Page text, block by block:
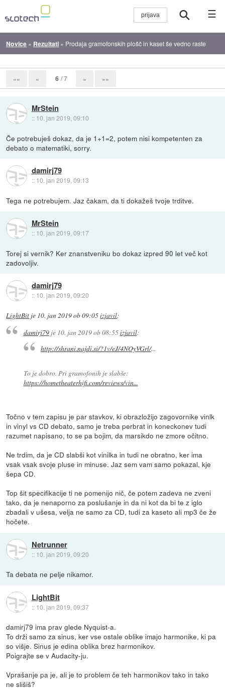
☰
Novice » Rezultati » Prodaja gramofonskih plošč in kaset še vedno raste
«« « 6 / 7 » »»
MrStein
:: 10. jan 2019, 09:10
Če potrebuješ dokaz, da je 1+1=2, potem nisi kompetenten za
debato o matematiki, sorry.
damirj79
:: 10. jan 2019, 09:13
Tega ne potrebujem. Jaz čakam, da ti dokažeš tvoje trditve.
MrStein
:: 10. jan 2019, 09:17
Torej si vernik? Ker znanstveniku bo dokaz izpred 90 let več kot
zadovoljiv.
damirj79
:: 10. jan 2019, 09:20
LightBit je 10. jan 2019 ob 09:05izjavil:
damirj79je 10. jan 2019 ob 08:55izjavil:
http://shrani.najdi.si/?1v/eJ/4NOyVGrl/...
To je dobro. Pri gramofonih je slabše:
https://hometheaterhifi.com/reviews/vin...
Točno v tem zapisu je par stavkov, ki obrazložijo zagovornike vinlk
in vinyl vs CD debato, samo je treba perbrat in koneckonev tudi
razumet napisano, to se pa bojim, da marsikdo ne zmore očitno.
Ne trdim, da je CD slabši kot vinilka in tudi ne obratno, ker ima
vsak vsak svoje pluse in minuse. Jaz sem vam samo pokazal, kje
šepa CD.
Top šit specifikacije ti ne pomenijo nič, če potem zadeva ne zveni
tako, da je nenaporno za poslušanje in da ni kot da bi te z iglo
zbadali v ušesa, velja ne samo za CD, tudi za kaseto ali mp3 če že
hočete.
Netrunner
:: 10. jan 2019, 09:20
Ta debata ne pelje nikamor.
LightBit
:: 10. jan 2019, 09:37
damirj79 ima prav glede Nyquist-a.
To drži samo za sinus, ker vse ostale oblike imajo harmonike, ki pa
so višje. Sinus je edina oblika brez harmonikov.
Poigrajte se v Audacity-ju.
Vprašanje pa je, ali je to problem če teh harmonikov tako in tako
ne slišiš?